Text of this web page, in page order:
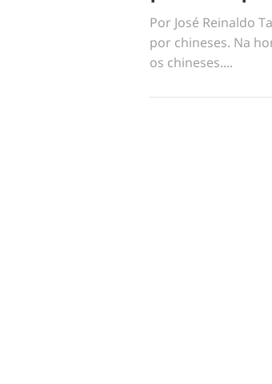
Por José Reinaldo
por chineses. Na
os chineses....